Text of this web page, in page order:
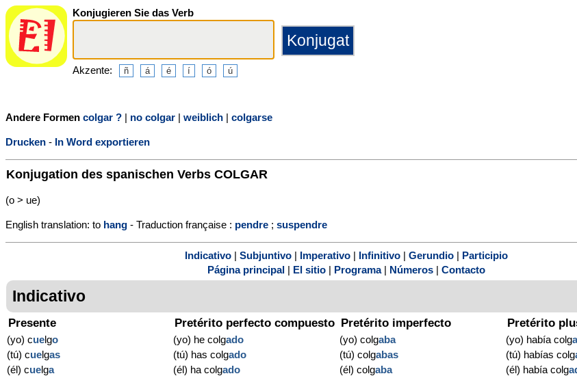
Konjugieren Sie das Verb
Akzente:
Andere Formen colgar ? | no colgar | weiblich | colgarse
Drucken - In Word exportieren
Konjugation des spanischen Verbs COLGAR
(o > ue)
English translation: to hang - Traduction française : pendre ; suspendre
Indicativo | Subjuntivo | Imperativo | Infinitivo | Gerundio | Participio
Página principal | El sitio | Programa| Números | Contacto
Indicativo
Presente
(yo) cuelgo
(tú) cuelgas
(él) cuelga
Pretérito perfecto compuesto
(yo) he colgado
(tú) has colgado
(él) ha colgado
Pretérito imperfecto
(yo) colgaba
(tú) colgabas
(él) colgaba
Pretérito
(yo) había colg
(tú) habías colg
(él) había colg